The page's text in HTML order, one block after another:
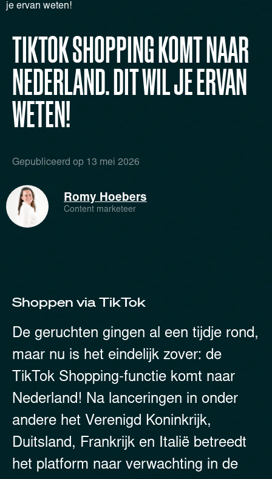
je ervan weten!
TIKTOK SHOPPING KOMT NAAR
NEDERLAND. DIT WIL JE ERVAN
WETEN!
Gepubliceerd op 13 mei 2026
Romy Hoebers
Content marketeer
Shoppen via TikTok
De geruchten gingen al een tijdje rond,
maar nu is het eindelijk zover: de
TikTok Shopping-functie komt naar
Nederland! Na lanceringen in onder
andere het Verenigd Koninkrijk,
Duitsland, Frankrijk en Italië betreedt
het platform naar verwachting in de